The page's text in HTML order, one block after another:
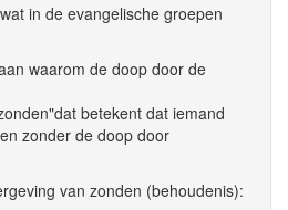
in de evangelische groepen
waarom de doop door de
betekent dat iemand
zonder de doop door
van zonden (behoudenis):